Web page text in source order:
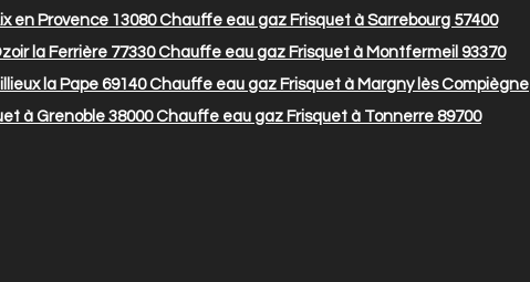
en Provence 13080Chauffe eau gaz Frisquet à Sarrebourg 57400
la Ferrière 77330Chauffe eau gaz Frisquet à Montfermeil 93370
la Pape 69140Chauffe eau gaz Frisquet à Margny lès Compiègne
à Grenoble 38000Chauffe eau gaz Frisquet à Tonnerre 89700